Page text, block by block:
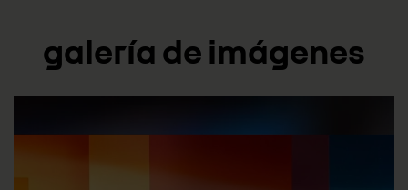
galería de imágenes